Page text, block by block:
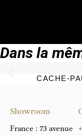
Dans la
CACHE-
Showroom
France : 73 avenue